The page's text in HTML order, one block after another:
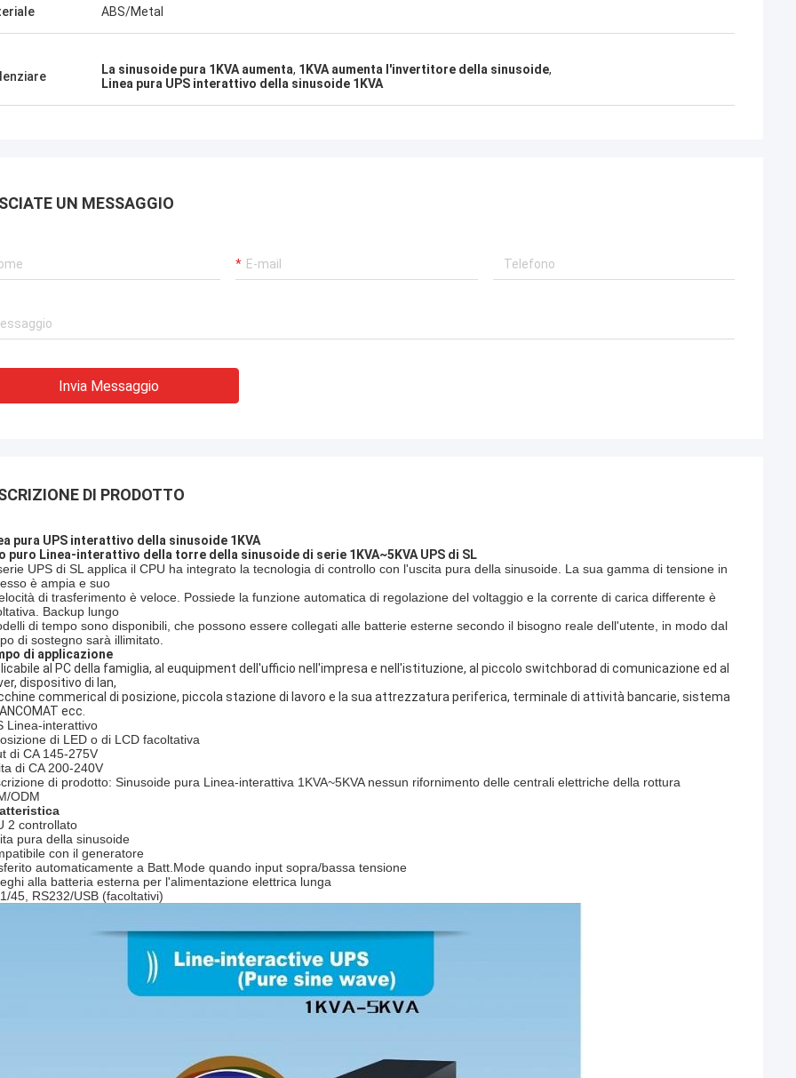
ABS/Metal
La sinusoide pura 1KVA aumenta, 1KVA aumenta l'invertitore della sinusoide,
Linea pura UPS interattivo della sinusoide 1KVA
UN MESSAGGIO
Invia Messaggio
DI PRODOTTO
pura UPS interattivo della sinusoide 1KVA
puro Linea-interattivo della torre della sinusoide di serie 1KVA~5KVA UPS di SL
UPS di SL applica il CPU ha integrato la tecnologia di controllo con l'uscita pura della sinusoide. La sua gamma di tensione in
è ampia e suo
di trasferimento è veloce. Possiede la funzione automatica di regolazione del voltaggio e la corrente di carica differente è
Backup lungo
di tempo sono disponibili, che possono essere collegati alle batterie esterne secondo il bisogno reale dell'utente, in modo dal
di sostegno sarà illimitato.
di applicazione
al PC della famiglia, al euquipment dell'ufficio nell'impresa e nell'istituzione, al piccolo switchborad di comunicazione ed al
dispositivo di lan,
commerical di posizione, piccola stazione di lavoro e la sua attrezzatura periferica, terminale di attività bancarie, sistema
ecc.
Linea-interattivo
di LED o di LCD facoltativa
di CA 145-275V
di CA 200-240V
di prodotto: Sinusoide pura Linea-interattiva 1KVA~5KVA nessun rifornimento delle centrali elettriche della rottura
ODM
2 controllato
pura della sinusoide
con il generatore
automaticamente a Batt.Mode quando input sopra/bassa tensione
alla batteria esterna per l'alimentazione elettrica lunga
45, RS232/USB (facoltativi)